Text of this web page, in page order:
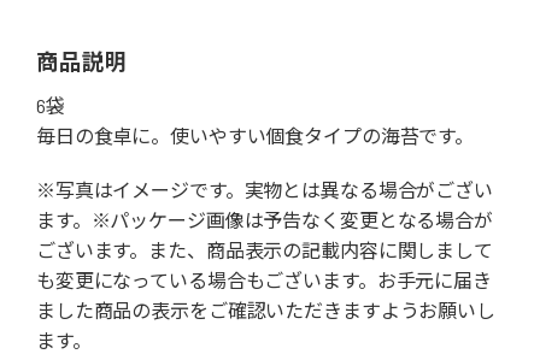
商品説明
6袋
毎日の食卓に。使いやすい個食タイプの海苔です。
※写真はイメージです。実物とは異なる場合がござい
ます。※パッケージ画像は予告なく変更となる場合が
ございます。また、商品表示の記載内容に関しまして
も変更になっている場合もございます。お手元に届き
ました商品の表示をご確認いただきますようお願いし
ます。